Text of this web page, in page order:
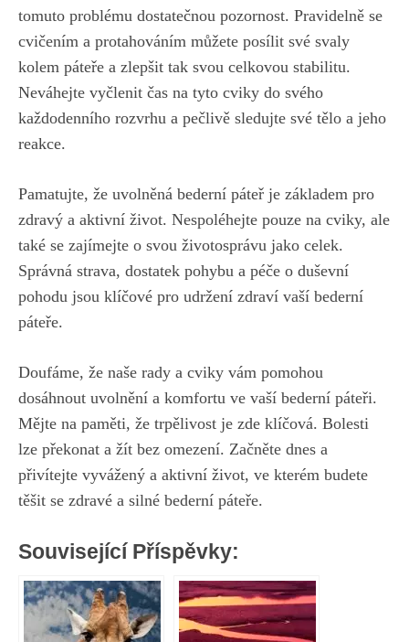
tomuto problému dostatečnou pozornost. Pravidelně se
cvičením a protahováním můžete posílit své svaly
kolem páteře a zlepšit tak svou celkovou stabilitu.
Neváhejte vyčlenit čas na tyto cviky do svého
každodenního rozvrhu a pečlivě sledujte své tělo a jeho
reakce.
Pamatujte, že uvolněná bederní páteř je základem pro
zdravý a aktivní život. Nespoléhejte pouze na cviky, ale
také se zajímejte o svou životosprávu jako celek.
Správná strava, dostatek pohybu a péče o duševní
pohodu jsou klíčové pro udržení zdraví vaší bederní
páteře.
Doufáme, že naše rady a cviky vám pomohou
dosáhnout uvolnění a komfortu ve vaší bederní páteři.
Mějte na paměti, že trpělivost je zde klíčová. Bolesti
lze překonat a žít bez omezení. Začněte dnes a
přivítejte vyvážený a aktivní život, ve kterém budete
těšit se zdravé a silné bederní páteře.
Související Příspěvky: